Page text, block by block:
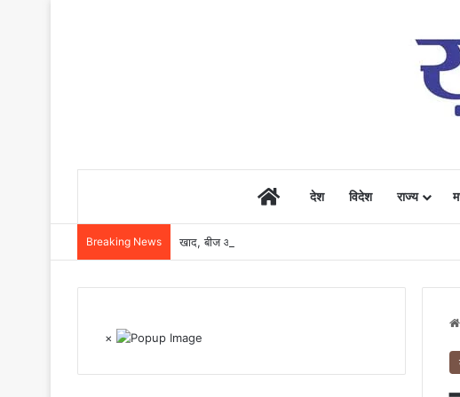
Homeदेश विदेश राज्य
Breaking News खाद, बीज और उर्वरकों की समय पर उपलब्धता से किसानों में
×